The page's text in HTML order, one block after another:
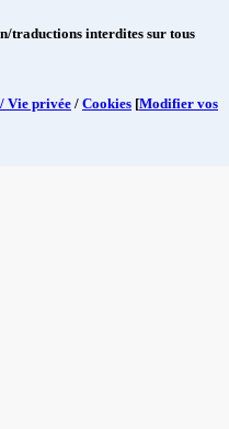
traductions interdites sur tous
Vie privée / Cookies [Modifier vos